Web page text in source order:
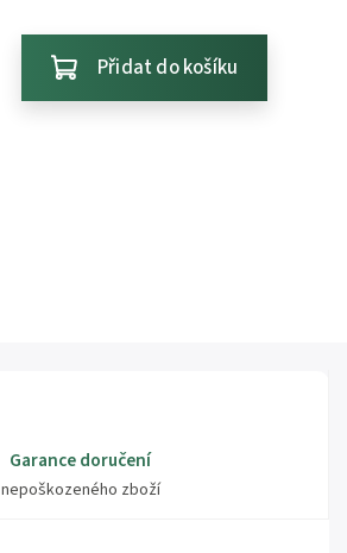
Přidat do košíku
Garance doručení
nepoškozeného zboží